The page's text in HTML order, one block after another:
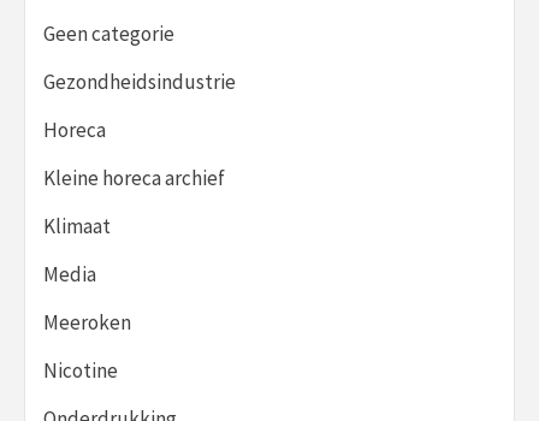
Geen categorie
Gezondheidsindustrie
Horeca
Kleine horeca archief
Klimaat
Media
Meeroken
Nicotine